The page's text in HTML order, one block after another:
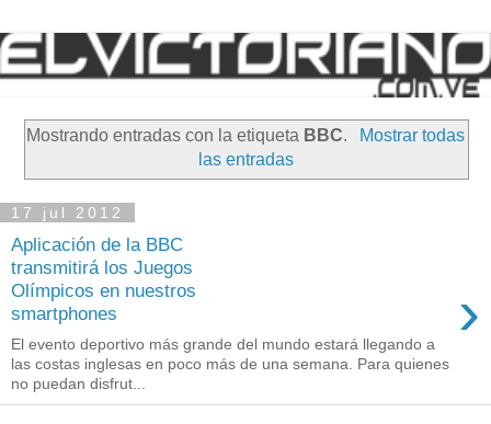
Mostrando entradas con la etiqueta BBC.
Mostrar todas
las entradas
17 jul 2012
Aplicación de la BBC
transmitirá los Juegos
Olímpicos en nuestros
smartphones
›
El evento deportivo más grande del mundo estará llegando a
las costas inglesas en poco más de una semana. Para quienes
no puedan disfrut...